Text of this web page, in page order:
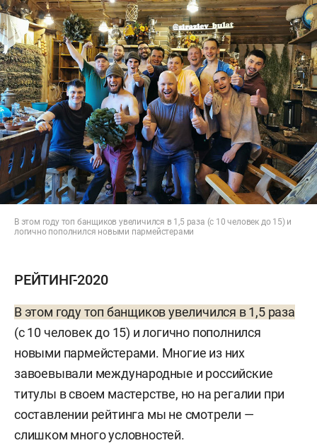
В этом году топ банщиков увеличился в 1,5 раза (с 10 человек до 15) и
логично пополнился новыми пармейстерами
РЕЙТИНГ-2020
В этом году топ банщиков увеличился в 1,5 раза
(с 10 человек до 15) и логично пополнился
новыми пармейстерами. Многие из них
завоевывали международные и российские
титулы в своем мастерстве, но на регалии при
составлении рейтинга мы не смотрели —
слишком много условностей.